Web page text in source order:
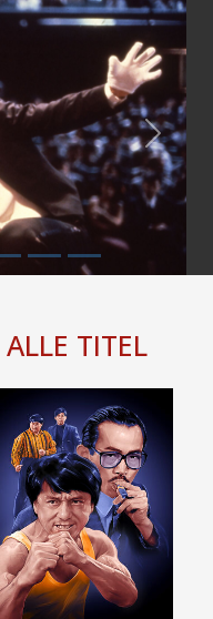
Next
ALLE TITEL